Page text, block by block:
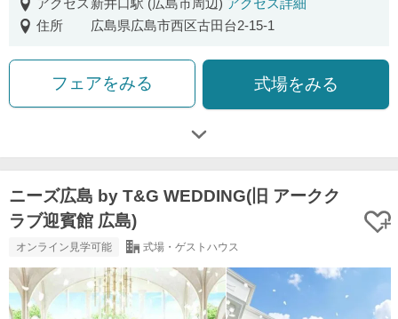
アクセス 新井口駅 (広島市周辺) アクセス詳細
住所
広島県広島市西区古田台2-15-1
フェアをみる 式場をみる
ニーズ広島 by T&G WEDDING(旧 アークク
ラブ迎賓館 広島)
オンライン見学可能 式場・ゲストハウス